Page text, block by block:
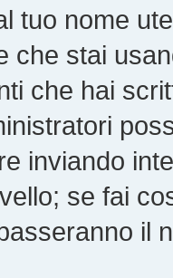
tuo nome
che stai
che hai
inviando
se fai
il